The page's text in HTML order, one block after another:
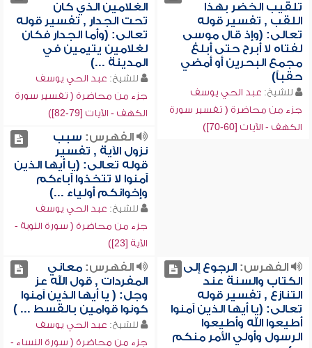
تلقيب الخضر بهذا
اللقب , تفسير قوله
تعالى: (وإذ قال موسى
لفتاه لا أبرح حتى أبلغ
مجمع البحرين أو أمضي
حقباً)
للشيخ: عبد الحي يوسف
جزء من محاضرة ( تفسير سورة
الكهف - الآيات [60-70])
الغلامين الذي كان
تحت الجدار , تفسير قوله
تعالى: (وأما الجدار فكان
لغلامين يتيمين في
المدينة ...)
للشيخ: عبد الحي يوسف
جزء من محاضرة ( تفسير سورة
الكهف - الآيات [79-82])
الفهرس: سبب
نزول الآية , تفسير
قوله تعالى: (يا أيها الذين
آمنوا لا تتخذوا آباءكم
وإخوانكم أولياء ...)
للشيخ: عبد الحي يوسف
جزء من محاضرة ( سورة التوبة -
الآية [23])
الفهرس:الرجوع إلى
الكتاب والسنة عند
التنازع , تفسير قوله
تعالى: (يا أيها الذين آمنوا
أطيعوا الله وأطيعوا
الرسول وأولي الأمر منكم
الفهرس:معاني
المفردات , قول الله عز
وجل: ( يا أيها الذين آمنوا
كونوا قوامين بالقسط ... )
للشيخ: عبد الحي يوسف
جزء من محاضرة ( سورة النساء -